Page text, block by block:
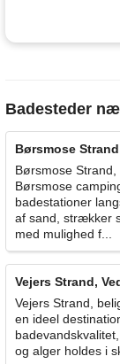
Badesteder
Børsmose Strand
Børsmose
Børsmose
badestationer
af sand, strækker
med mulighed f...
Vejers Strand,
Vejers Strand,
en ideel
og alger holdes i